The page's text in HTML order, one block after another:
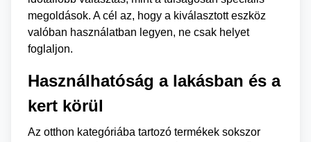
megoldások. A cél az, hogy a kiválasztott eszköz
valóban használatban legyen, ne csak helyet
foglaljon.
Használhatóság a lakásban és a
kert körül
Az otthon kategóriába tartozó termékek sokszor